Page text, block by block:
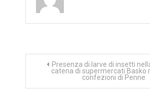
Navigazione
articoli
Presenza di larve di insetti
catena di supermercati Basko
confezioni di Penne